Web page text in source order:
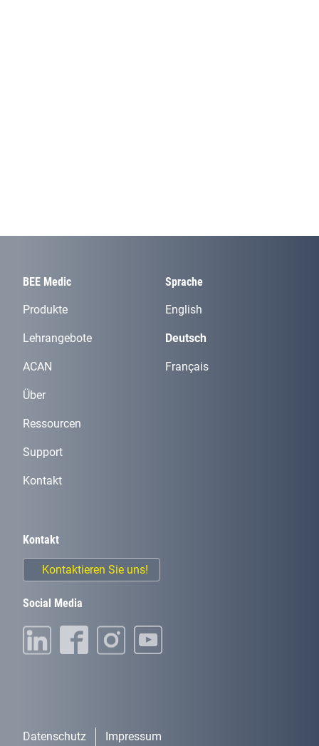
BEE Medic
Produkte
Lehrangebote
ACAN
Über
Ressourcen
Support
Kontakt
Sprache
English
Deutsch
Français
Kontakt
Kontaktieren Sie uns!
Social Media
Datenschutz Impressum